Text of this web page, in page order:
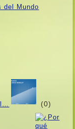
​​del Mundo
(0)